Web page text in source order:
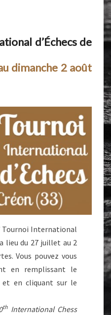
d’Échecs de
dimanche 2 août
Tournoi International
lieu du 27 juillet au 2
Vous pouvez vous
en remplissant le
et en cliquant sur le
thInternational Chess